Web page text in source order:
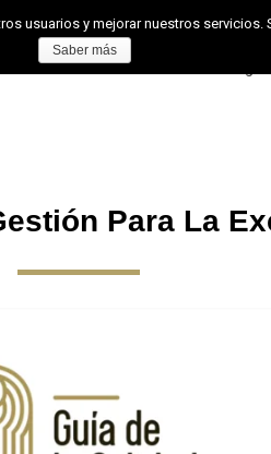
Área de Usuario
Para La
usuarios y mejorar nuestros
Saber más